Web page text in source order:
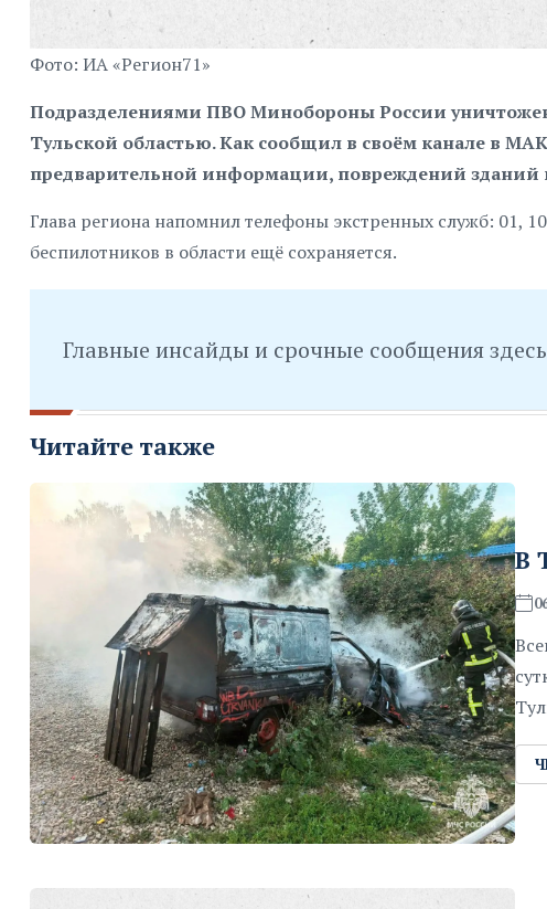
Фото: ИА «Регион71»
Подразделениями ПВО Минобороны России
Тульской областью. Как сообщил в своём канале в
предварительной информации, повреждений зданий
Глава региона напомнил телефоны экстренных служб: 01,
беспилотников в области ещё сохраняется.
Главные инсайды и срочные сообщения здесь
Читайте также
В